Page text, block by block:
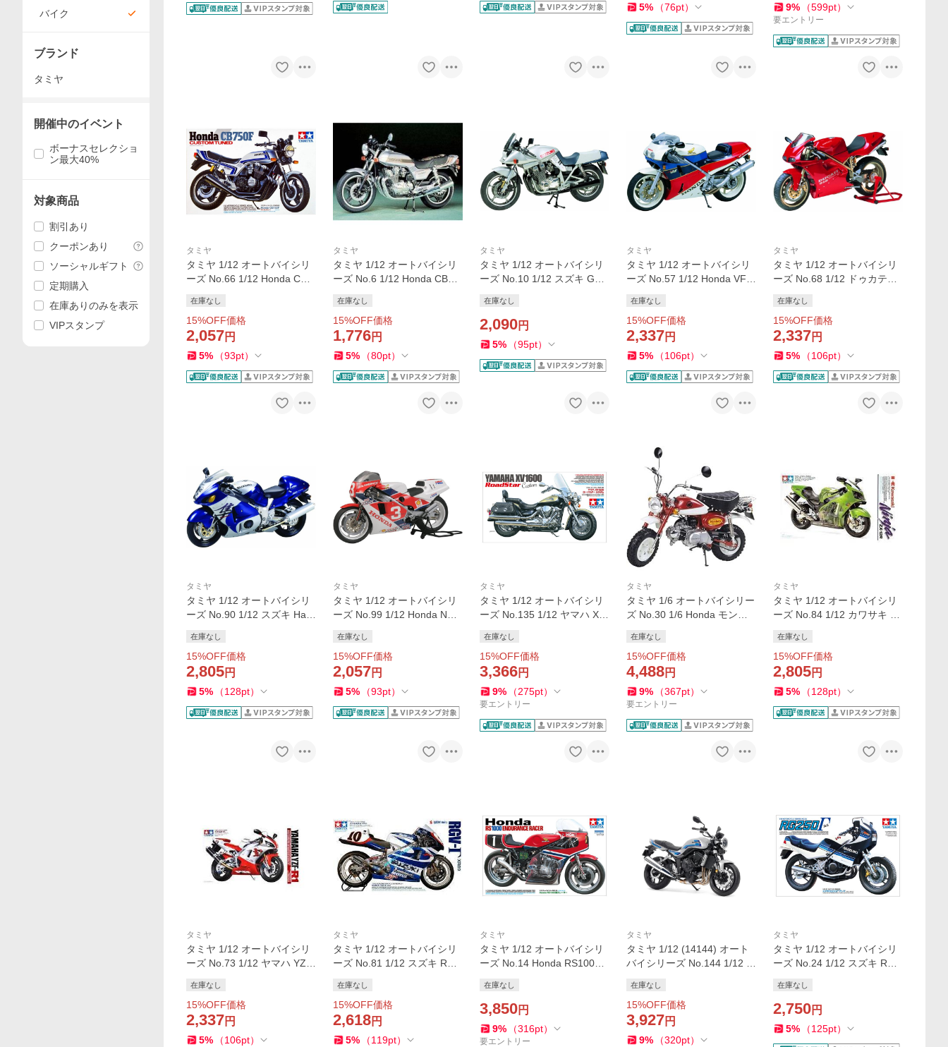
5% （76pt） 9% （599pt）
要エントリー
タミヤ
タミヤ 1/12 オートバイシリ
ーズ No.66 1/12 Honda CB7
ク プラモデル 模型 スケール
モデル 14066 爆買
在庫なし
15%OFF価格
2,057円
5% （93pt）
タミヤ
タミヤ 1/12 オートバイシリ
ーズ No.6 1/12 Honda CB75
ケールモデル 14006 爆買
在庫なし
15%OFF価格
1,776円
5% （80pt）
タミヤ
タミヤ 1/12 オートバイシリ
ーズ No.10 1/12 スズキ GSX
デル 模型 スケールモデル 14
010 爆買
在庫なし
2,090円
5% （95pt）
タミヤ
タミヤ 1/12 オートバイシリ
ーズ No.57 1/12 Honda VFR
型 スケールモデル 14057 爆
買
在庫なし
15%OFF価格
2,337円
5% （106pt）
タミヤ
タミヤ 1/12 オートバイシリ
ーズ No.68 1/12 ドゥカティ9
スケールモデル 14068 爆買
在庫なし
15%OFF価格
2,337円
5% （106pt）
タミヤ
タミヤ 1/12 オートバイシリ
ーズ No.90 1/12 スズキ Hay
イク プラモデル 模型 スケー
ルモデル 14090 爆買
在庫なし
15%OFF価格
2,805円
5% （128pt）
タミヤ
タミヤ 1/12 オートバイシリ
ーズ No.99 1/12 Honda NSR
イク プラモデル 模型 スケー
ルモデル 14099 爆買
在庫なし
15%OFF価格
2,057円
5% （93pt）
タミヤ
タミヤ 1/12 オートバイシリ
ーズ No.135 1/12 ヤマハ XV
バイク プラモデル 模型 スケ
ールモデル 14135 爆買
在庫なし
15%OFF価格
3,366円
9% （275pt）
要エントリー
タミヤ
タミヤ 1/6 オートバイシリー
ズ No.30 1/6 Honda モンキ
バイク プラモデル 模型 スケ
ールモデル 16030 爆買
在庫なし
15%OFF価格
4,488円
9% （367pt）
要エントリー
タミヤ
タミヤ 1/12 オートバイシリ
ーズ No.84 1/12 カワサキ ニ
モデル 模型 スケールモデル
14084 爆買
在庫なし
15%OFF価格
2,805円
5% （128pt）
タミヤ
タミヤ 1/12 オートバイシリ
ーズ No.73 1/12 ヤマハ YZF-
スケールモデル 14073 爆買
在庫なし
15%OFF価格
2,337円
5% （106pt）
タミヤ
タミヤ 1/12 オートバイシリ
ーズ No.81 1/12 スズキ RGV
模型 スケールモデル 14081
爆買
在庫なし
15%OFF価格
2,618円
5% （119pt）
タミヤ
タミヤ 1/12 オートバイシリ
ーズ No.14 Honda RS1000
014 爆買
在庫なし
3,850円
9% （316pt）
要エントリー
タミヤ
タミヤ 1/12 (14144) オート
バイシリーズ No.144 1/12 H
ク プラモデル 爆買
在庫なし
15%OFF価格
3,927円
9% （320pt）
タミヤ
タミヤ 1/12 オートバイシリ
ーズ No.24 1/12 スズキ RG2
デル 模型 スケールモデル 14
024 爆買
在庫なし
2,750円
5% （125pt）
バイク
ブランド
タミヤ
開催中のイベント
ボーナスセレクショ
ン最大40%
対象商品
割引あり
クーポンあり
ソーシャルギフト
定期購入
在庫ありのみを表示
VIPスタンプ